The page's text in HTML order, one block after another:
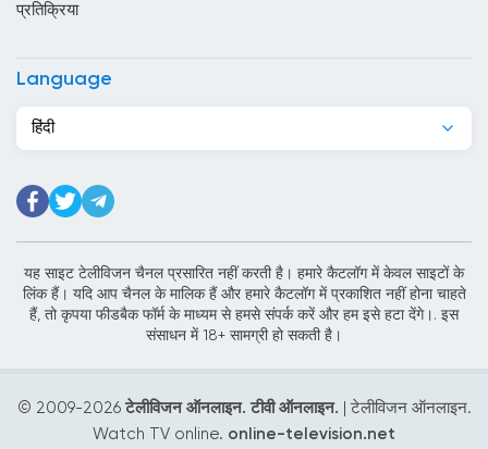
किर्गिज़स्तान
केप वर्ड
कोटे डी आइवर
कोलंबिया
प्रतिक्रिया
Language
हिंदी
यह साइट टेलीविजन चैनल प्रसारित नहीं करती है। हमारे कैटलॉग में केवल साइटों के
लिंक हैं। यदि आप चैनल के मालिक हैं और हमारे कैटलॉग में प्रकाशित नहीं होना चाहते
हैं, तो कृपया फीडबैक फॉर्म के माध्यम से हमसे संपर्क करें और हम इसे हटा देंगे।. इस
संसाधन में 18+ सामग्री हो सकती है।
© 2009-2026 टेलीविजन ऑनलाइन. टीवी ऑनलाइन. | टेलीविजन ऑनलाइन.
Watch TV online. online-television.net